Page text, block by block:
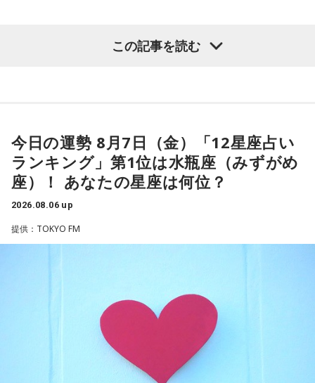
「というのは、県議会の自民党も国会議員の系列ごとに
が藏内さんだった。藏内さんは国会議員が就くことが多い自
民党県連会長にもなれた。ドンは保守分裂の中で育つんです
ね」
放送ではさらにドンの実態についての解説が続いた。
「どの知事、どの県庁幹部よりも古株になります。議会
や推薦を出すのか、という決定権を握っている。あとは役
人、教職員、警察署員といった地方公務員の人事にも影響力
を発揮することがあります」
長野「はい」
常井「人事の季節になるとドンの自宅に行列ができる、と言
てドンはポン、ポン、ポン、と手を当てて厚さを確かめる。
そのままスーッと返す。返された側は帰りがけ、広いお庭の
中にあるお社に両手を合わせ、賽銭箱に封筒を置いていく、
と。こういう逸話がまことしやかに語られること自体が、ド
ンの権力を大きくしているんですね。直接、命令しなくても
（左から）パーソナリティの小山薫堂、ゴリさん、宇賀なつ
ゴリさんは、1972年沖縄県那覇市生まれ。沖縄の本土復帰か
らわずか1週間後に生まれた“復帰っ子”です。1995年に中学時
代の同級生・川田広樹さんとガレッジセールを結成し、バラ
エティ番組などで人気を集めました。2006年からは映画監督
としても活動。2019年公開の映画「洗骨」はモスクワ国際映
督協会新人賞を受賞しました。また、「おきなわ新喜劇」の
旗揚げやYouTube「ゴリ★オキナワ」などを通じて、故郷・
本土復帰当時の記憶はありませんが、「僕らは“復帰っ子”と言
われている」と話すゴリさん。両親からは、復帰直後の沖縄
の活気や、ドルから円への切り替えをめぐる混乱を聞いて育
ちました。なかでも「『円になったほうがお金が減る』と文
句を言っていた」というエピソードは、当時ならではの出来
事として印象に残っているそうです。
この記事を読む
今日の運勢 8月7日（金）「12星座占い
ランキング」第1位は水瓶座（みずがめ
座）！ あなたの星座は何位？
2026.08.06 up
提供：TOKYO FM